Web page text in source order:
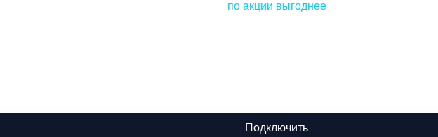
по акции выгоднее
Подключить